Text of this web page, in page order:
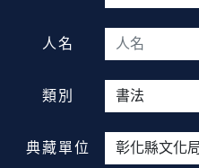
人名
類別
典藏單位